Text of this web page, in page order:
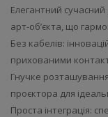
Елегантний
арт-об’єкта, що
Без кабелів:
прихованими
Гнучке
проєктора для
Проста інтеграція: